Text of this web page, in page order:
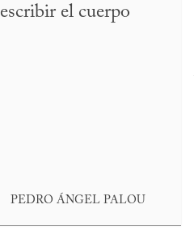
escribir el cuerpo
PEDRO ÁNGEL PALOU